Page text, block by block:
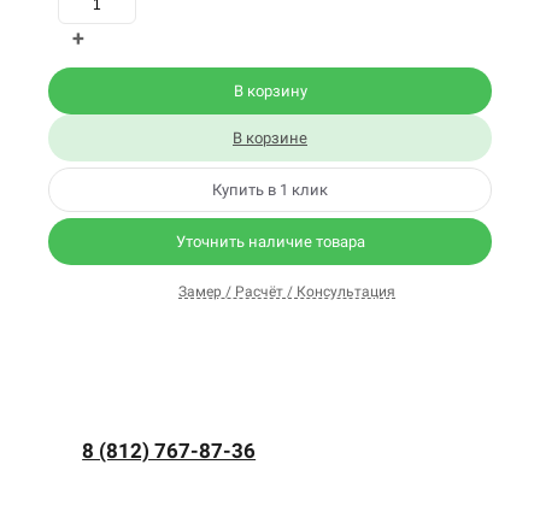
+
В корзину
В корзине
Купить в 1 клик
Уточнить наличие товара
Замер / Расчёт / Консультация
8 (812) 767-87-36